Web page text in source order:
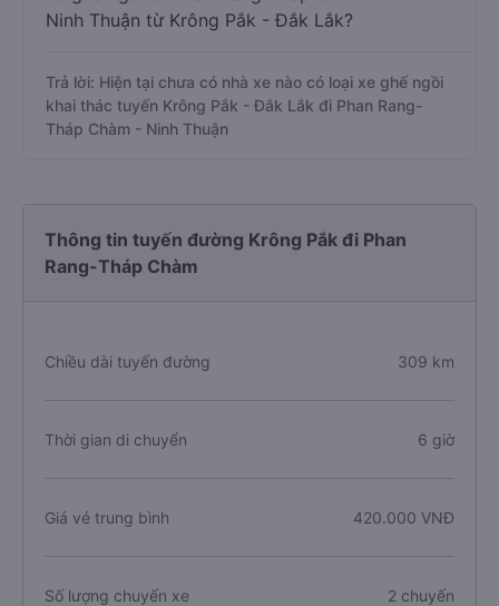
Ninh Thuận từ Krông Pắk - Đắk Lắk?
Trả lời: Hiện tại chưa có nhà xe nào có loại xe ghế ngồi
khai thác tuyến Krông Pắk - Đắk Lắk đi Phan Rang-
Tháp Chàm - Ninh Thuận
Thông tin tuyến đường Krông Pắk đi Phan
Rang-Tháp Chàm
Chiều dài tuyến đường 309 km
Thời gian di chuyển 6 giờ
Giá vé trung bình 420.000 VNĐ
Số lượng chuyến xe 2 chuyến